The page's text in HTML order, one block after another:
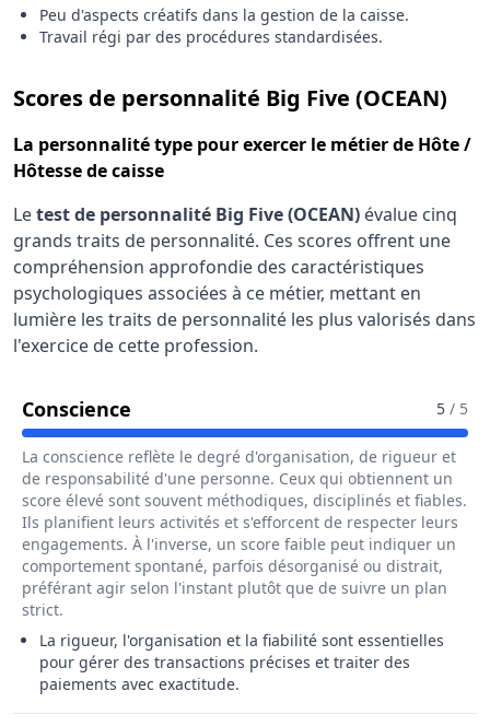
Peu d'aspects créatifs dans la gestion de la caisse.
Travail régi par des procédures standardisées.
Scores de personnalité Big Five (OCEAN)
La personnalité type pour exercer le métier de Hôte /
Hôtesse de caisse
Letest de personnalité Big Five (OCEAN) évalue cinq
grands traits de personnalité. Ces scores offrent une
compréhension approfondie des caractéristiques
psychologiques associées à ce métier, mettant en
lumière les traits de personnalité les plus valorisés dans
l'exercice de cette profession.
Conscience Pour Le Métier De Hôte / Hôtesse
5 / 5
La conscience reflète le degré d'organisation, de rigueur et
de responsabilité d'une personne. Ceux qui obtiennent un
score élevé sont souvent méthodiques, disciplinés et fiables.
Ils planifient leurs activités et s'efforcent de respecter leurs
engagements. À l'inverse, un score faible peut indiquer un
comportement spontané, parfois désorganisé ou distrait,
préférant agir selon l'instant plutôt que de suivre un plan
strict.
La rigueur, l'organisation et la fiabilité sont essentielles
pour gérer des transactions précises et traiter des
paiements avec exactitude.